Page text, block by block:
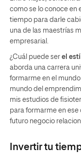
como se lo conoce en
tiempo para darle
una de las maestrías
empresarial.
¿Cuál puede ser el
aborda una carrera
formarme en el
mundo del
mis estudios de
para formarme en
futuro negocio
Invertir tu